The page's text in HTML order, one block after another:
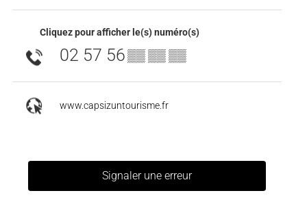
Cliquez pour afficher le(s) numéro(s)
02 57 56▒▒ ▒▒ ▒▒
www.capsizuntourisme.fr
Signaler une erreur